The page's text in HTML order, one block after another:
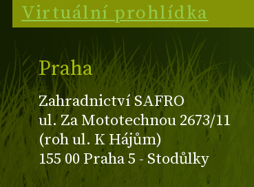
Virtuální prohlídka
Praha
Zahradnictví SAFRO
ul. Za Mototechnou 2673/11
(roh ul. K Hájům)
155 00 Praha 5 - Stodůlky